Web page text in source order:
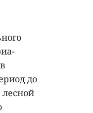
до
лесной